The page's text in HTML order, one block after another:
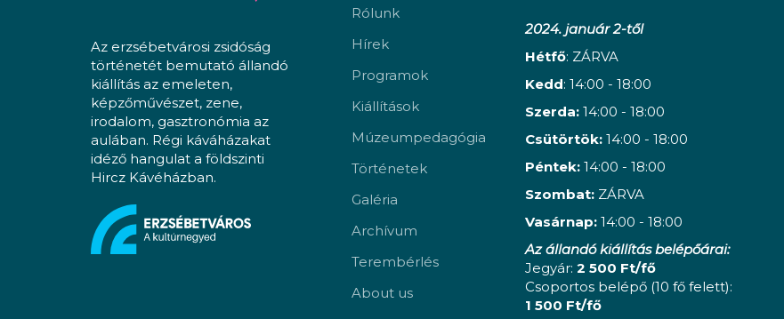
Az erzsébetvárosi zsidóság
történetét bemutató állandó
kiállítás az emeleten,
képzőművészet, zene,
irodalom, gasztronómia az
aulában. Régi káváházakat
idéző hangulat a földszinti
Hircz Kávéházban.
Rólunk
Hírek
Programok
Kiállítások
Múzeumpedagógia
Történetek
Galéria
Archívum
Terembérlés
About us
2024. január 2-től
Hétfő: ZÁRVA
Kedd: 14:00 - 18:00
Szerda:14:00 - 18:00
Csütörtök:14:00 - 18:00
Péntek:14:00 - 18:00
Szombat: ZÁRVA
Vasárnap:14:00 - 18:00
Az állandó kiállítás belépőárai:
Jegyár: 2 500 Ft/fő
Csoportos belépő (10 fő felett):
1 500 Ft/fő